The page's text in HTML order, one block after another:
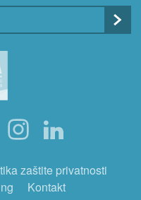
zaštite privatnosti
Kontakt